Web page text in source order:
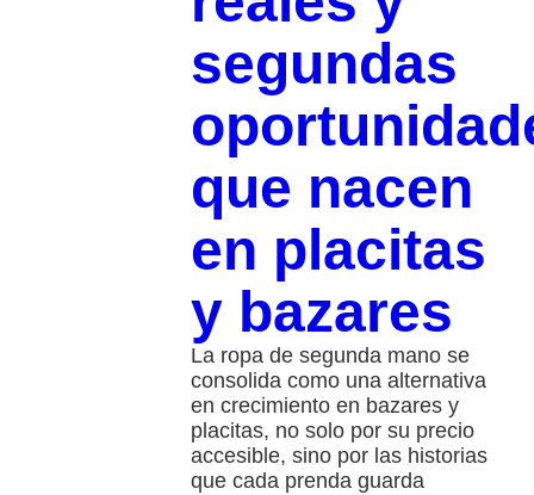
segundas
que nacen
en placitas
y bazares
La ropa de segunda mano se
consolida como una alternativa
en crecimiento en bazares y
placitas, no solo por su precio
accesible, sino por las historias
que cada prenda guarda